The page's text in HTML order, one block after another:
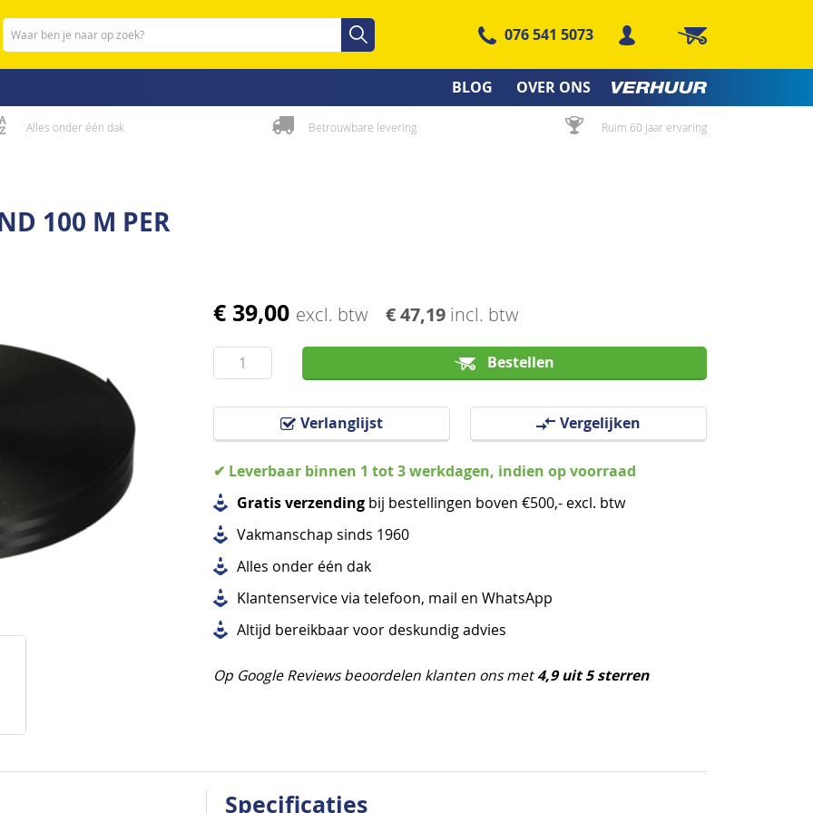
Zoeken Zoeken
076 541 5073 Winkelwagen
BLOG OVER ONS
Alles onder één dak Betrouwbare levering Ruim 60 jaar ervaring
100 M PER
€ 39,00 excl. btw € 47,19 incl. btw
Bestellen
Verlanglijst Vergelijken
✔ Leverbaar binnen 1 tot 3 werkdagen, indien op voorraad
Gratis verzending bij bestellingen boven €500,- excl. btw
Vakmanschap sinds 1960
Alles onder één dak
Klantenservice via telefoon, mail en WhatsApp
Altijd bereikbaar voor deskundig advies
Op Google Reviews beoordelen klanten ons met4,9 uit 5 sterren
Specificaties